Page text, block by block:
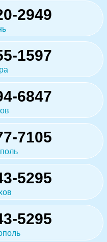
2949
1597
6847
7105
5295
5295